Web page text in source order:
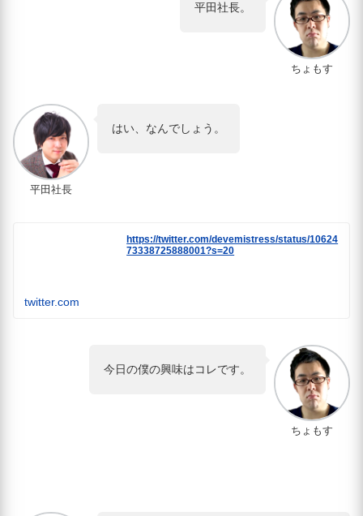
ちょもす
平田社長。
平田社長
はい、なんでしょう。
https://twitter.com/devemistress/status/10624
73338725888001?s=20
twitter.com
ちょもす
今日の僕の興味はコレです。